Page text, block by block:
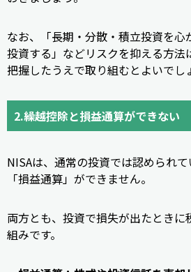
なお、「長期・分散・積立投資を心
投資する」などリスクを抑える方法
把握したうえで取り組むとよいでし
2.繰越控除と損益通算ができない
NISAは、通常の投資では認められ
「損益通算」ができません。
両方とも、投資で損失が出たとき
組みです。